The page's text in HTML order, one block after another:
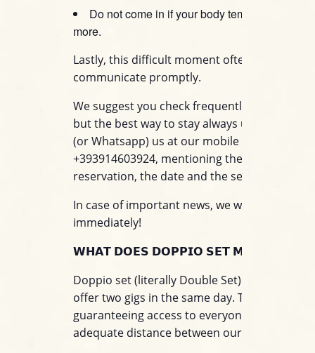
Do not come in if your body temperature is
more.
Lastly, this difficult moment often obliges to
communicate promptly.
We suggest you check frequently the email
but the best way to stay always up-to-date is
(or Whatsapp) us at our mobile number
+393914603924, mentioning the name of
reservation, the date and the set.
In case of important news, we will get to you
immediately!
𝗪𝗛𝗔𝗧 𝗗𝗢𝗘𝗦 𝗗𝗢𝗣𝗣𝗜𝗢 𝗦𝗘𝗧 𝗠𝗘𝗔𝗡?
Doppio set (literally Double Set) means we
offer two gigs in the same day. This is for
guaranteeing access to everyone while
adequate distance between our customers.